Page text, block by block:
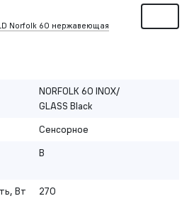
Norfolk 60 нержавеющая
NORFOLK 60 INOX/
GLASS Black
Сенсорное
B
Вт 270